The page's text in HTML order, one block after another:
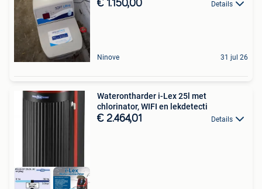
€ 1.150,00 Details
Ninove 31 jul 26
Waterontharder i-Lex 25l met
chlorinator, WIFI en lekdetecti
€ 2.464,01 Details